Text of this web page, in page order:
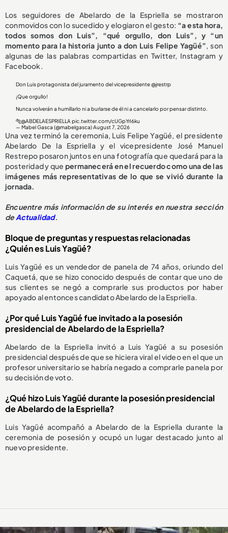
Los seguidores de Abelardo de la Espriella se mostraron
conmovidos con lo sucedido y elogiaron el gesto: “a esta hora,
todos somos don Luis”, “qué orgullo, don Luis”, y “un
momento para la historia junto a don Luis Felipe Yagüé”, son
algunas de las palabras compartidas en Twitter, Instagram y
Facebook.
Don Luis protagonista del juramento del vicepresidente@jrestrp
¡Que orgullo!
Nunca volverán a humillarlo ni a burlarse de él ni a cancelarlo por pensar distinto.
🐅@ABDELAESPRIELLA pic.twitter.com/cUGpYrI6ku
— Mabel Gasca (@mabelgasca)August 7, 2026
Una vez terminó la ceremonia, Luis Felipe Yagüé, el presidente
Abelardo De la Espriella y el vicepresidente José Manuel
Restrepo posaron juntos en una fotografía que quedará para la
posteridad y quepermanecerá en el recuerdo como una de las
imágenes más representativas de lo que se vivió durante la
jornada.
Encuentre más información de su interés en nuestra sección
deActualidad.
Bloque de preguntas y respuestas relacionadas
¿Quién es Luis Yagüé?
Luis Yagüé es un vendedor de panela de 74 años, oriundo del
Caquetá, que se hizo conocido después de contar que uno de
sus clientes se negó a comprarle sus productos por haber
apoyado al entonces candidato Abelardo de la Espriella.
¿Por qué Luis Yagüé fue invitado a la posesión
presidencial de Abelardo de la Espriella?
Abelardo de la Espriella invitó a Luis Yagüé a su posesión
presidencial después de que se hiciera viral el video en el que un
profesor universitario se habría negado a comprarle panela por
su decisión de voto.
¿Qué hizo Luis Yagüé durante la posesión presidencial
de Abelardo de la Espriella?
Luis Yagüé acompañó a Abelardo de la Espriella durante la
ceremonia de posesión y ocupó un lugar destacado junto al
nuevo presidente.